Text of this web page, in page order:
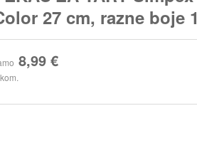
27 cm, razne boje
8,99 €